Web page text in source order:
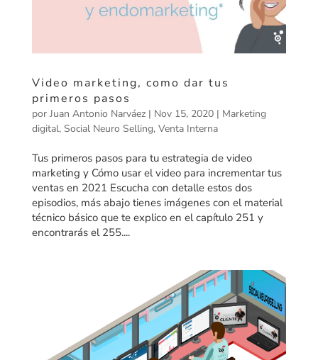
Video marketing, como dar tus
primeros pasos
por Juan Antonio Narváez| Nov 15, 2020| Marketing
digital, Social Neuro Selling, Venta Interna
Tus primeros pasos para tu estrategia de video
marketing y Cómo usar el video para incrementar tus
ventas en 2021 Escucha con detalle estos dos
episodios, más abajo tienes imágenes con el material
técnico básico que te explico en el capítulo 251 y
encontrarás el 255....